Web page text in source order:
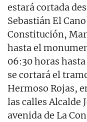
estará cortada
Sebastián El
Constitución,
hasta el
06:30 horas
se cortará el
Hermoso Rojas,
las calles Alcalde
avenida de La